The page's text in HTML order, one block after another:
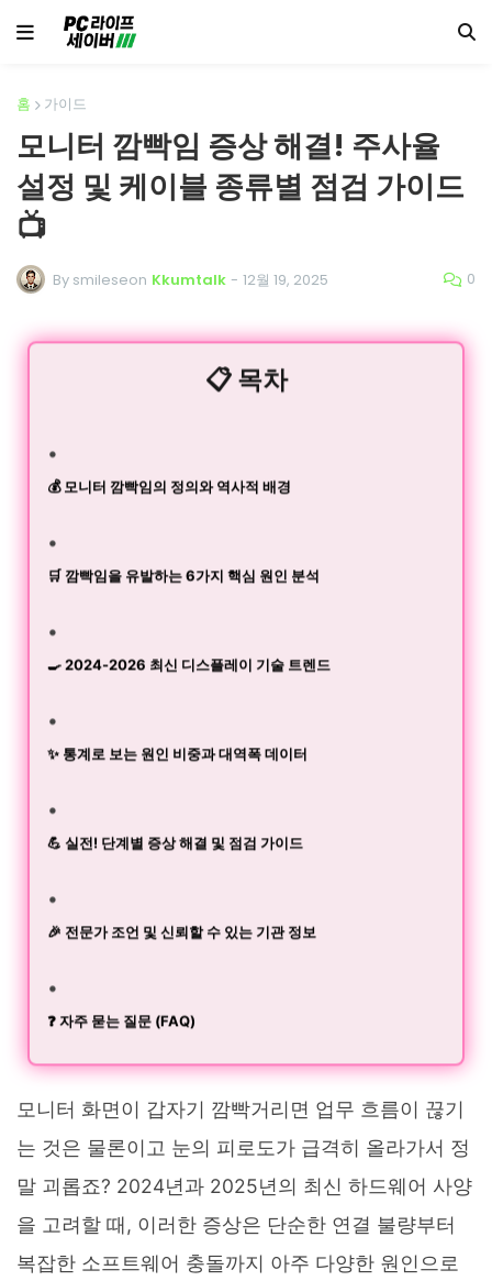
홈 가이드
모니터 깜빡임 증상 해결! 주사율
설정 및 케이블 종류별 점검 가이드
📺
By smileseon Kkumtalk - 12월 19, 2025 0
📋 목차
💰 모니터 깜빡임의 정의와 역사적 배경
🛒 깜빡임을 유발하는 6가지 핵심 원인 분석
🍳 2024-2026 최신 디스플레이 기술 트렌드
✨ 통계로 보는 원인 비중과 대역폭 데이터
💪 실전! 단계별 증상 해결 및 점검 가이드
🎉 전문가 조언 및 신뢰할 수 있는 기관 정보
❓ 자주 묻는 질문 (FAQ)
모니터 화면이 갑자기 깜빡거리면 업무 흐름이 끊기
는 것은 물론이고 눈의 피로도가 급격히 올라가서 정
말 괴롭죠? 2024년과 2025년의 최신 하드웨어 사양
을 고려할 때, 이러한 증상은 단순한 연결 불량부터
복잡한 소프트웨어 충돌까지 아주 다양한 원인으로